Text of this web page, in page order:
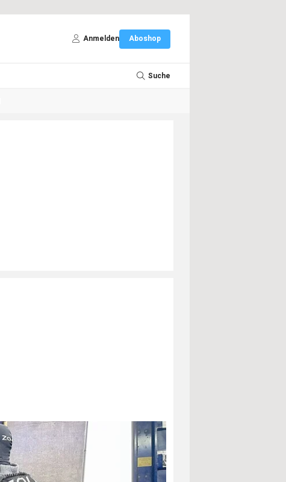
Anmelden Aboshop
Suche